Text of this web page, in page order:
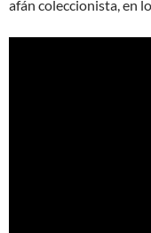
afán coleccionista, en